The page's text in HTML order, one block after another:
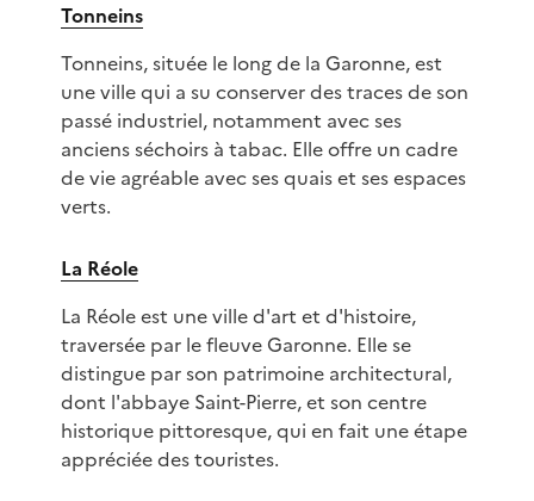
Tonneins
Tonneins, située le long de la Garonne, est
une ville qui a su conserver des traces de son
passé industriel, notamment avec ses
anciens séchoirs à tabac. Elle offre un cadre
de vie agréable avec ses quais et ses espaces
verts.
La Réole
La Réole est une ville d'art et d'histoire,
traversée par le fleuve Garonne. Elle se
distingue par son patrimoine architectural,
dont l'abbaye Saint-Pierre, et son centre
historique pittoresque, qui en fait une étape
appréciée des touristes.